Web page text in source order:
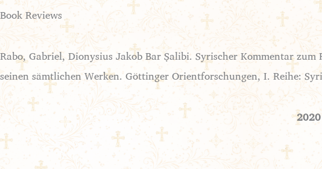
Book Reviews
Rabo, Gabriel, Dionysius Jakob Bar Ṣalibi. Syrischer Kommentar
seinen sämtlichen Werken. Göttinger Orientforschungen, I. Reihe: